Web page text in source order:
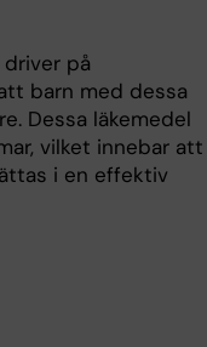
på
barn med dessa
Dessa läkemedel
vilket innebar att
i en effektiv